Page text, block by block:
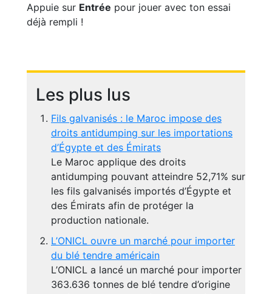
Appuie sur Entrée pour jouer avec ton essai
déjà rempli !
Les plus lus
Fils galvanisés : le Maroc impose des
droits antidumping sur les importations
d’Égypte et des Émirats
Le Maroc applique des droits
antidumping pouvant atteindre 52,71% sur
les fils galvanisés importés d’Égypte et
des Émirats afin de protéger la
production nationale.
L’ONICL ouvre un marché pour importer
du blé tendre américain
L’ONICL a lancé un marché pour importer
363.636 tonnes de blé tendre d’origine